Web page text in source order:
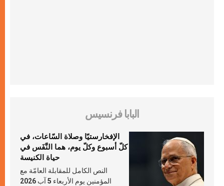
البابا فرنسيس
الإفخارستيّا وصلاة السّاعات، في
كلّ أسبوع وكلّ يوم، هما النَّفَس في
حياة الكنيسة
النص الكامل للمقابلة العامّة مع
المؤمنين يوم الأربعاء 5 آب 2026